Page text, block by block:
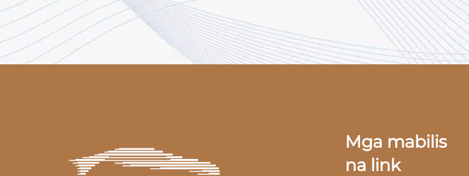
Mga mabilis
na link